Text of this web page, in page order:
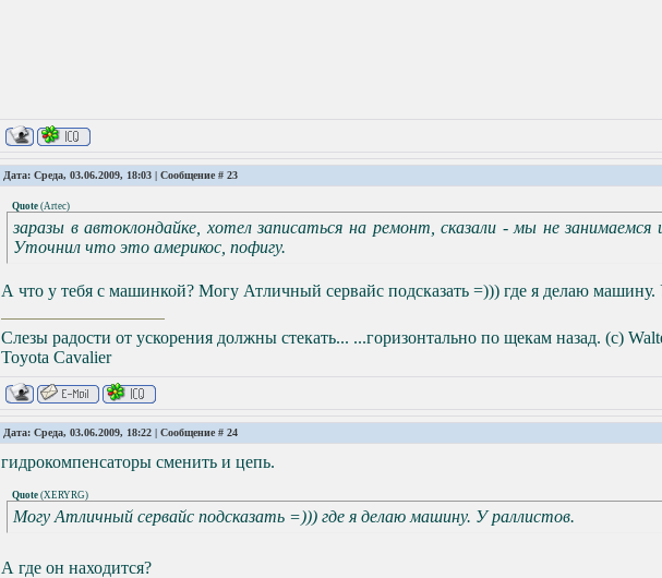
Дата: Среда, 03.06.2009, 18:03 | Сообщение # 23
Quote (Artec)
заразы в автоклондайке, хотел записаться на ремонт, сказали - мы не занимаемся
Уточнил что это америкос, пофигу.
А что у тебя с машинкой? Могу Атличный сервайс подсказать =))) где я делаю машину.
Слезы радости от ускорения должны стекать... ...горизонтально по щекам назад. (с)
Toyota Сavalier
Дата: Среда, 03.06.2009, 18:22 | Сообщение # 24
гидрокомпенсаторы сменить и цепь.
Quote (XERYRG)
Могу Атличный сервайс подсказать =))) где я делаю машину. У раллистов.
А где он находится?